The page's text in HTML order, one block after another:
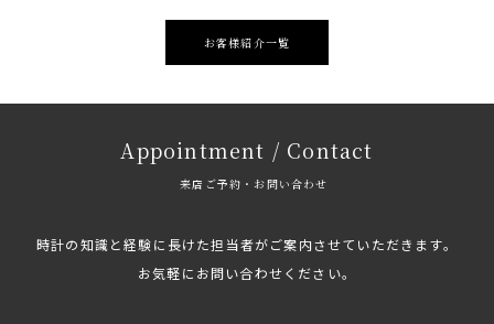
お客様紹介一覧
Appointment / Contact
来店ご予約・お問い合わせ
時計の知識と経験に長けた担当者がご案内させていただきます。
お気軽にお問い合わせください。